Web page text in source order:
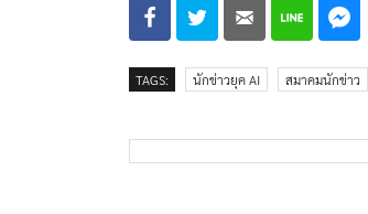
TAGS: นักข่าวยุค AI สมาคมนักข่าว